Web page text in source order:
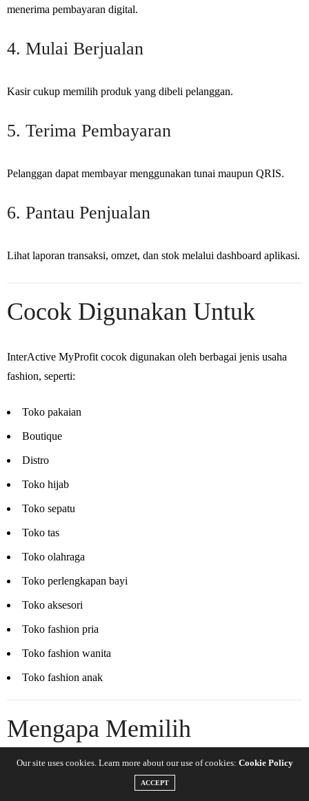
menerima pembayaran digital.
4. Mulai Berjualan
Kasir cukup memilih produk yang dibeli pelanggan.
5. Terima Pembayaran
Pelanggan dapat membayar menggunakan tunai maupun QRIS.
6. Pantau Penjualan
Lihat laporan transaksi, omzet, dan stok melalui dashboard aplikasi.
Cocok Digunakan Untuk
InterActive MyProfit cocok digunakan oleh berbagai jenis usaha
fashion, seperti:
Toko pakaian
Boutique
Distro
Toko hijab
Toko sepatu
Toko tas
Toko olahraga
Toko perlengkapan bayi
Toko aksesori
Toko fashion pria
Toko fashion wanita
Toko fashion anak
Mengapa Memilih
InterActive MyProfit?
Our site uses cookies. Learn more about our use of cookies: Cookie Policy
ACCEPT